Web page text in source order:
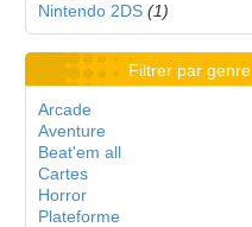
Nintendo 2DS (1)
Filtrer par genre
Arcade
Aventure
Beat'em all
Cartes
Horror
Plateforme